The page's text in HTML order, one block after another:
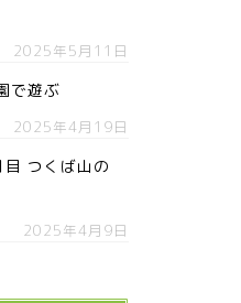
2025年5月11日
で遊ぶ
2025年4月19日
つくば山の
2025年4月9日